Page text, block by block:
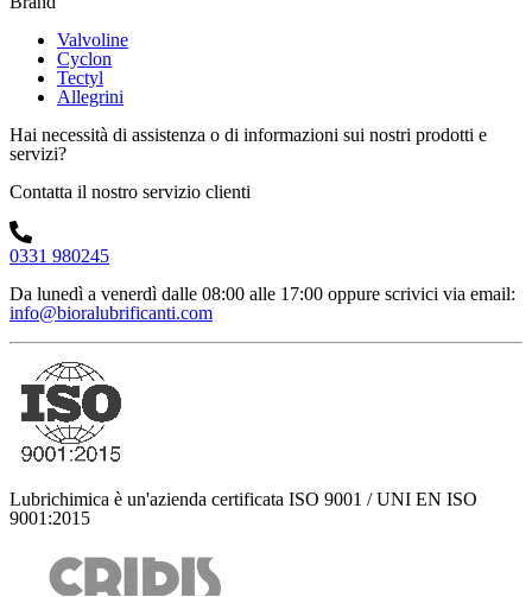
Valvoline
Cyclon
Tectyl
Allegrini
Hai necessità di assistenza o di informazioni sui nostri prodotti e
servizi?
Contatta il nostro servizio clienti
0331 980245
Da lunedì a venerdì dalle 08:00 alle 17:00 oppure scrivici via email:
info@bioralubrificanti.com
Lubrichimica è un'azienda certificata ISO 9001 / UNI EN ISO
9001:2015